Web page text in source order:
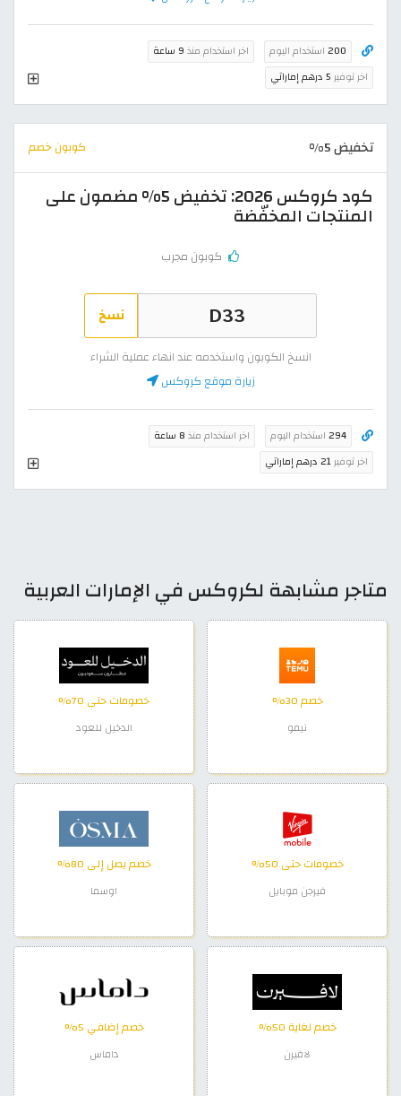
200 استخدام اليوم اخر استخدام منذ 9 ساعة
اخر توفير 5 درهم إماراتي
تخفيض 5% كوبون خصم
كود كروكس 2026: تخفيض 5% مضمون على
المنتجات المخفّضة
كوبون مجرب
نسخ
انسخ الكوبون واستخدمه عند انهاء عملية الشراء
زيارة موقع كروكس
294 استخدام اليوم اخر استخدام منذ 8 ساعة
اخر توفير21 درهم إماراتي
متاجر مشابهة لكروكس في الإمارات العربية
خصم 30%
تيمو
خصومات حتى 70%
الدخيل للعود
خصومات حتى 50%
فيرجن موبايل
خصم يصل إلى 80%
اوسما
خصم لغاية 50%
لافيرن
خصم إضافي 5%
داماس